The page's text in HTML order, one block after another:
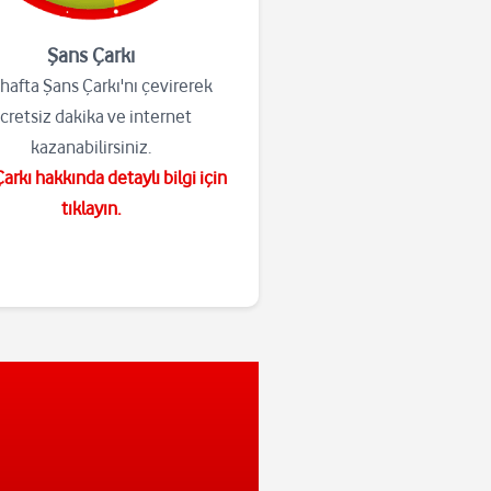
Şans Çarkı
Şans Çarkı'nı çevirerek
dakika ve internet
kazanabilirsiniz.
hakkında detaylı bilgi için
tıklayın.